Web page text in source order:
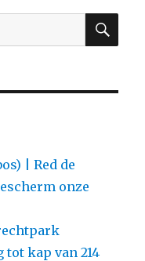
| Red de
onze
kap van 214